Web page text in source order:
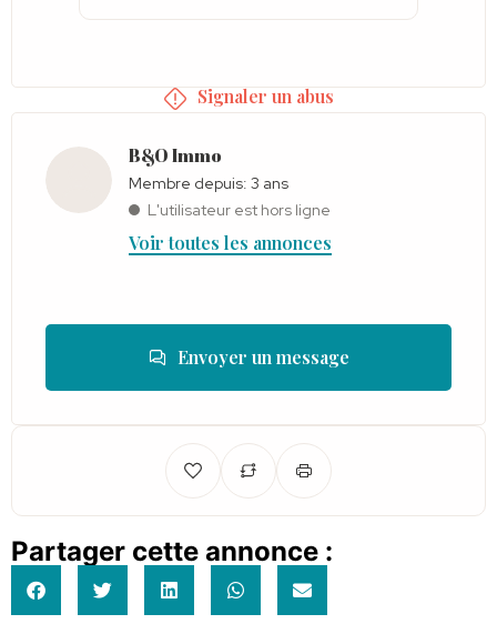
Signaler un abus
B&O Immo
Membre depuis: 3 ans
L'utilisateur est hors ligne
Voir toutes les annonces
Envoyer un message
Partager cette annonce :